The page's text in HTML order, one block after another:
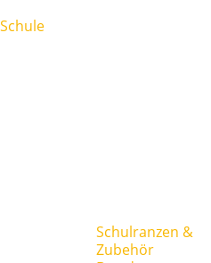
Schule
Schulranzen &
Zubehör